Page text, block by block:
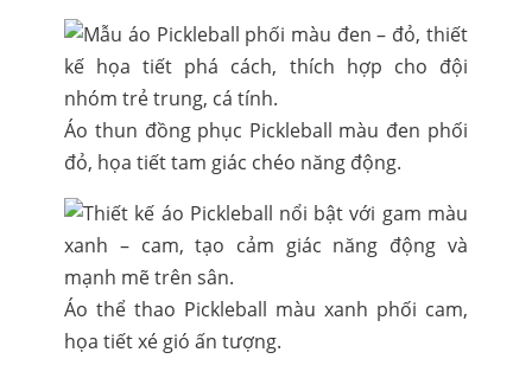
Áo thun đồng phục Pickleball màu đen phối
đỏ, họa tiết tam giác chéo năng động.
Áo thể thao Pickleball màu xanh phối cam,
họa tiết xé gió ấn tượng.